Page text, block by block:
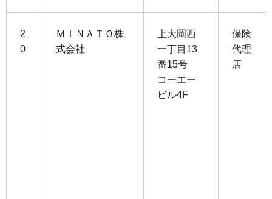
2
0
ＭＩＮＡＴＯ株
式会社
上大岡西
一丁目13
番15号
コーエー
ビル4F
保険
代理
店